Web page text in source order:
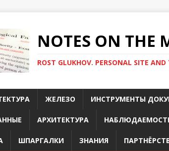
NOTES ON THE
ROST GLUKHOV. PERSONAL SITE
ЖЕЛЕЗО ИНСТРУМЕНТЫ
АРХИТЕКТУРА
ШПАРГАЛКИ ЗНАНИЯ